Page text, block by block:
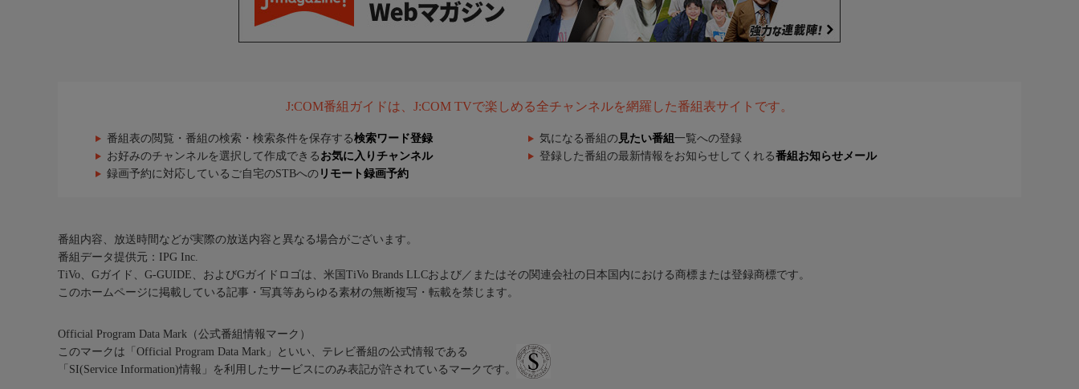
J:COM番組ガイドは、J:COM TVで楽しめる全チャンネルを網羅した番組表サイトです。
番組表の閲覧・番組の検索・検索条件を保存する検索ワード登録 気になる番組の 見たい番組 一覧への登録
お好みのチャンネルを選択して作成できる お気に入りチャンネル 登録した番組の最新情報をお知らせしてくれる番組お知らせメール
録画予約に対応しているご自宅のSTBへの リモート録画予約
番組内容、放送時間などが実際の放送内容と異なる場合がございます。
番組データ提供元：IPG Inc.
TiVo、Gガイド、G-GUIDE、およびGガイドロゴは、米国TiVo Brands LLCおよび／またはその関連会社の日本国内における商標または登録商標です。
このホームページに掲載している記事・写真等あらゆる素材の無断複写・転載を禁じます。
Official Program Data Mark（公式番組情報マーク）
このマークは「Official Program Data Mark」といい、テレビ番組の公式情報である
「SI(Service Information)情報」を利用したサービスにのみ表記が許されているマークです。